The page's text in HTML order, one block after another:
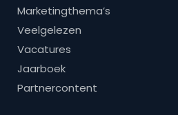
Marketingthema’s
Veelgelezen
Vacatures
Jaarboek
Partnercontent